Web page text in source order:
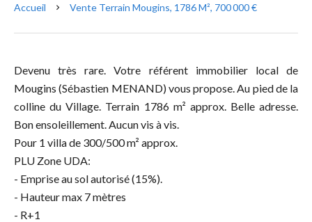
Accueil Vente Terrain Mougins, 1786 M², 700 000 €
Devenu très rare. Votre référent immobilier local de
Mougins (Sébastien MENAND) vous propose. Au pied de la
colline du Village. Terrain 1786 m² approx. Belle adresse.
Bon ensoleillement. Aucun vis à vis.
Pour 1 villa de 300/500 m² approx.
PLU Zone UDA:
- Emprise au sol autorisé (15%).
- Hauteur max 7 mètres
- R+1